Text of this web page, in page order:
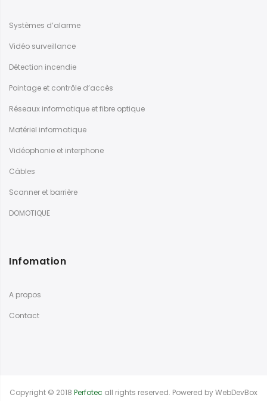
Systèmes d’alarme
Vidéo surveillance
Détection incendie
Pointage et contrôle d’accès
Réseaux informatique et fibre optique
Matériel informatique
Vidéophonie et interphone
Câbles
Scanner et barrière
DOMOTIQUE
Infomation
A propos
Contact
Copyright © 2018 Perfotec all rights reserved. Powered byWebDevBox